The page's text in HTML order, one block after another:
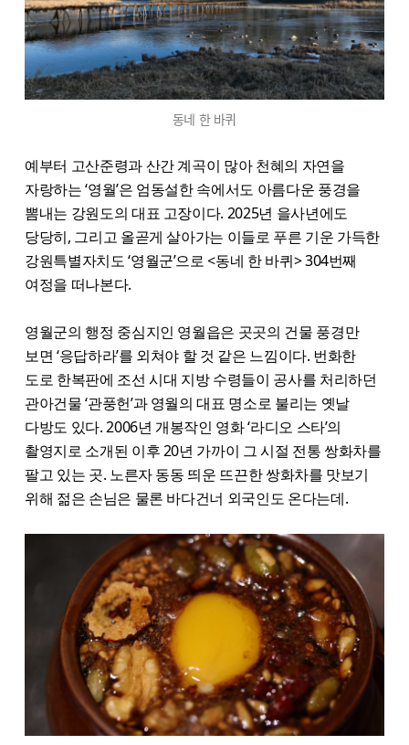
동네 한 바퀴
예부터 고산준령과 산간 계곡이 많아 천혜의 자연을
자랑하는 ‘영월’은 엄동설한 속에서도 아름다운 풍경을
뽐내는 강원도의 대표 고장이다. 2025년 을사년에도
당당히, 그리고 올곧게 살아가는 이들로 푸른 기운 가득한
강원특별자치도 ‘영월군’으로 <동네 한 바퀴> 304번째
여정을 떠나본다.
영월군의 행정 중심지인 영월읍은 곳곳의 건물 풍경만
보면 ‘응답하라’를 외쳐야 할 것 같은 느낌이다. 번화한
도로 한복판에 조선 시대 지방 수령들이 공사를 처리하던
관아건물 ‘관풍헌’과 영월의 대표 명소로 불리는 옛날
다방도 있다. 2006년 개봉작인 영화 ‘라디오 스타’의
촬영지로 소개된 이후 20년 가까이 그 시절 전통 쌍화차를
팔고 있는 곳. 노른자 동동 띄운 뜨끈한 쌍화차를 맛보기
위해 젊은 손님은 물론 바다건너 외국인도 온다는데.